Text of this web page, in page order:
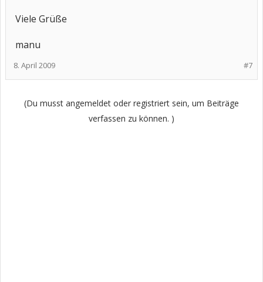
Viele Grüße
manu
#7
8. April 2009
(Du musst angemeldet oder registriert sein, um Beiträge
verfassen zu können. )